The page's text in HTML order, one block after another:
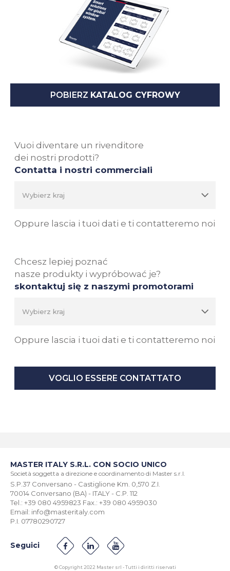
POBIERZ KATALOG CYFROWY
Vuoi diventare un rivenditore
dei nostri prodotti?
Contatta i nostri commerciali
Oppure lascia i tuoi dati e ti contatteremo noi
Chcesz lepiej poznać
nasze produkty i wypróbować je?
skontaktuj się z naszymi promotorami
Oppure lascia i tuoi dati e ti contatteremo noi
VOGLIO ESSERE CONTATTATO
MASTER ITALY S.R.L. CON SOCIO UNICO
Società soggetta a direzione e coordinamento di Master s.r.l.
S.P.37 Conversano - Castiglione Km. 0,570 Z.I.
70014 Conversano (BA) - ITALY - C.P. 112
Tel.: +39 080 4959823 Fax.: +39 080 4959030
Email: info@masteritaly.com
P.I. 07780290727
Seguici
© Copyright 2022 Master srl - Tutti i diritti riservati